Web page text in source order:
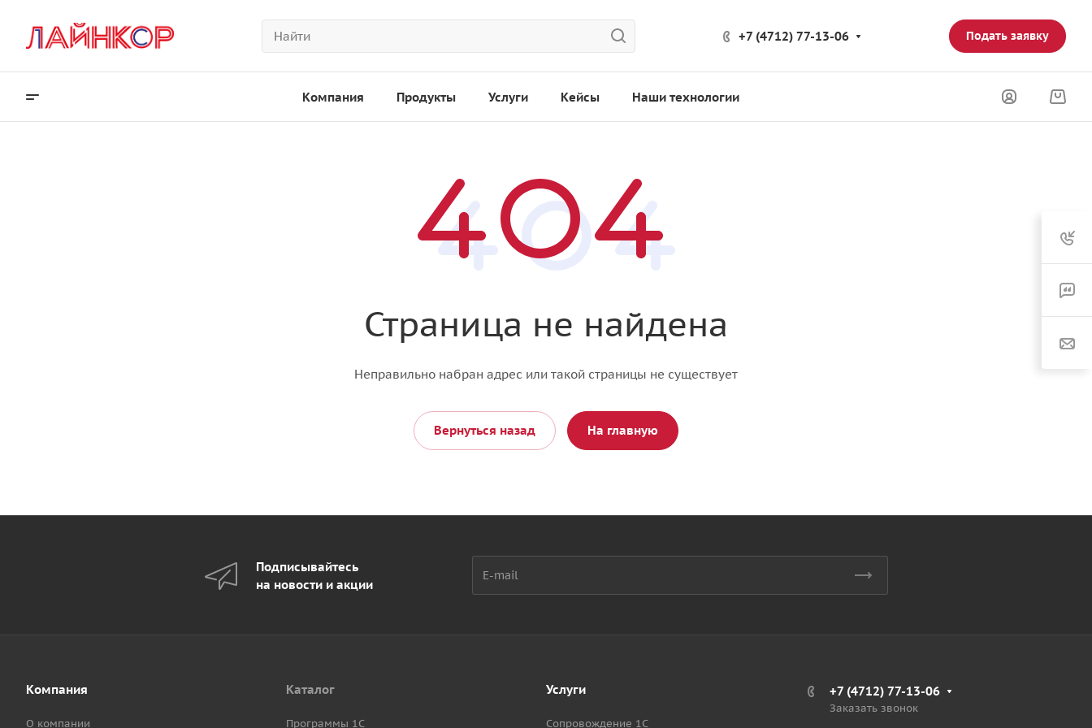
+7 (4712) 77-13-06 Подать заявку
Компания Продукты Услуги Кейсы Наши технологии
Страница не найдена
Неправильно набран адрес или такой страницы не существует
Вернуться назад На главную
Подписывайтесь
на новости и акции
Компания
О компании
Каталог
Программы 1С
Услуги
Сопровождение 1С
+7 (4712) 77-13-06
Заказать звонок